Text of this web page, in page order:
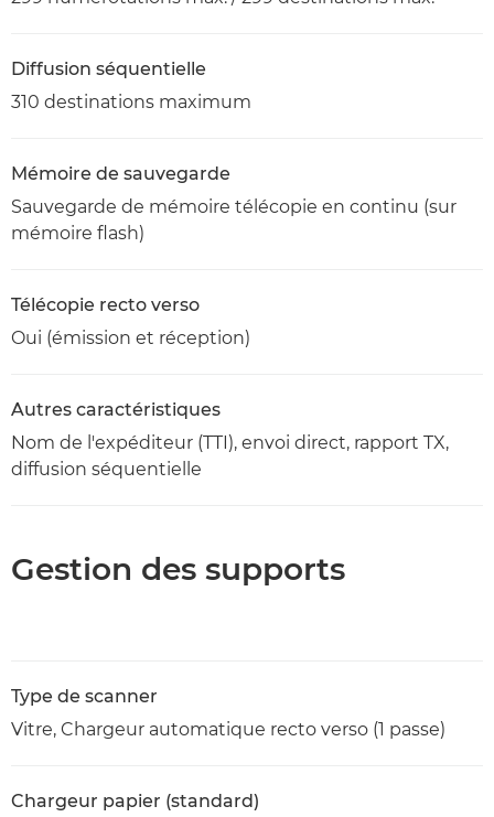
Diffusion séquentielle
310 destinations maximum
Mémoire de sauvegarde
Sauvegarde de mémoire télécopie en continu (sur
mémoire flash)
Télécopie recto verso
Oui (émission et réception)
Autres caractéristiques
Nom de l'expéditeur (TTI), envoi direct, rapport TX,
diffusion séquentielle
Gestion des supports
Type de scanner
Vitre, Chargeur automatique recto verso (1 passe)
Chargeur papier (standard)